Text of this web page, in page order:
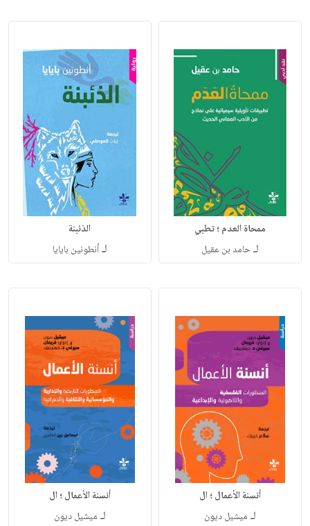
ممحاة العدم ؛ تطبي
لـحامد بن عقيل
الذئبنة
لـأنطونين بايايا
أنسنة الأعمال ؛ ال
لـ ميشيل ديون
أنسنة الأعمال ؛ ال
لـ ميشيل ديون